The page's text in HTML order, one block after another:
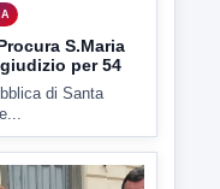
Prefetto: non
Oltre a